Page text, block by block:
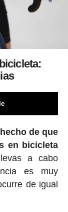
de que
en bicicleta
a cabo
es muy
de igual